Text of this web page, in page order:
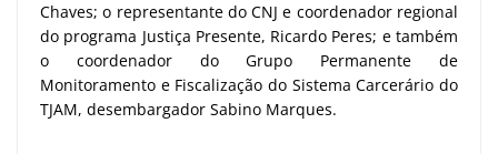
Chaves; o representante do CNJ e coordenador regional
do programa Justiça Presente, Ricardo Peres; e também
o coordenador do Grupo Permanente de
Monitoramento e Fiscalização do Sistema Carcerário do
TJAM, desembargador Sabino Marques.